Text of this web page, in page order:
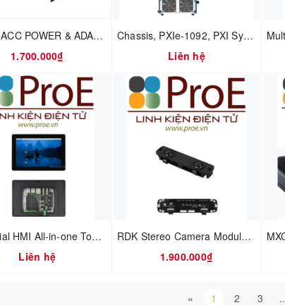
KV260 ACC POWER & ADAPTER ONLY
1.700.000₫
Chassis, PXIe-1092, PXI System, 10 Slots, 3U, 24 GB/s, VCXO
Liên hệ
Industrial HMI All-in-one Touch Display For Raspberry Pi, Options For 8inch / 10.1inch, Supports Dual 4K HDMI Output, 10-point Touch, Optical Bonding, Aluminum Alloy Case
Liên hệ
RDK Stereo Camera Module GS130W
1.900.000₫
« 1 2 3